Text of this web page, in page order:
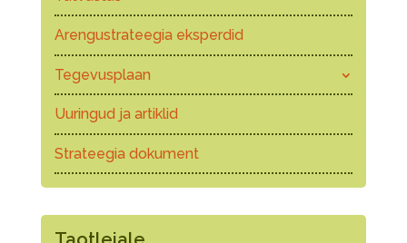
Arengustrateegia eksperdid
Tegevusplaan
Uuringud ja artiklid
Strateegia dokument